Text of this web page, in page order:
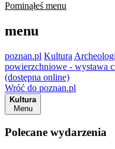
Pominąłeś menu
menu
poznan.pl Kultura
powierzchniowe - wystawa
(dostępna online)
Wróć do poznan.pl
Kultura
Menu
Polecane wydarzenia